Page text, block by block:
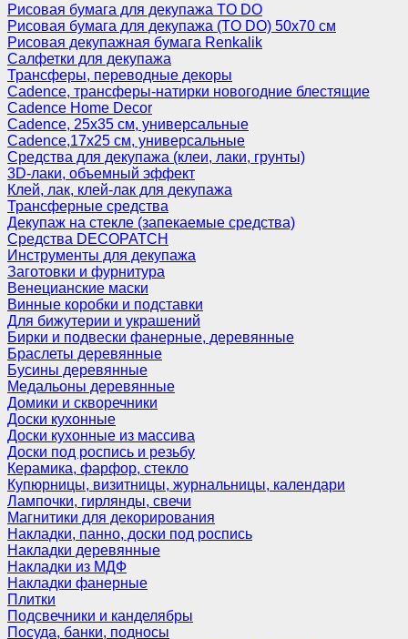
Рисовая бумага для декупажа TO DO
Рисовая бумага для декупажа (TO DO) 50х70 см
Рисовая декупажная бумага Renkalik
Салфетки для декупажа
Трансферы, переводные декоры
Cadence, трансферы-натирки новогодние блестящие
Cadence Home Decor
Cadence, 25х35 см, универсальные
Cadence,17х25 см, универсальные
Средства для декупажа (клеи, лаки, грунты)
3D-лаки, объемный эффект
Клей, лак, клей-лак для декупажа
Трансферные средства
Декупаж на стекле (запекаемые средства)
Средства DECOPATCH
Инструменты для декупажа
Заготовки и фурнитура
Венецианские маски
Винные коробки и подставки
Для бижутерии и украшений
Бирки и подвески фанерные, деревянные
Браслеты деревянные
Бусины деревянные
Медальоны деревянные
Домики и скворечники
Доски кухонные
Доски кухонные из массива
Доски под роспись и резьбу
Керамика, фарфор, стекло
Купюрницы, визитницы, журнальницы, календари
Лампочки, гирлянды, свечи
Магнитики для декорирования
Накладки, панно, доски под роспись
Накладки деревянные
Накладки из МДФ
Накладки фанерные
Плитки
Подсвечники и канделябры
Посуда, банки, подносы